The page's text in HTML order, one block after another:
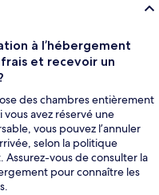
à l’hébergement
frais et recevoir un
des chambres entièrement
avez réservé une
vous pouvez l’annuler
selon la politique
Assurez-vous de consulter la
pour connaître les